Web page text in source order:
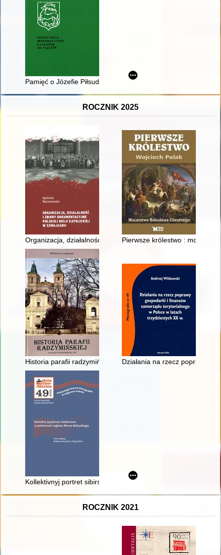
Pamięć o Józefie Piłsudskim w latach 1935-1939 na
ROCZNIK 2025
Organizacja, działalność i zbiory dokumentacyjne Polskiej
Pierwsze królestwo :
Historia parafii radzymińskiej Działania na rzecz poprawy
Kollektivnyj portret sibirskih katolikov načala XIX veka na
ROCZNIK 2021